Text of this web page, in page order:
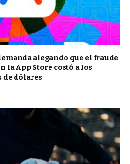
alegando que el fraude
la App Store costó a los
de dólares